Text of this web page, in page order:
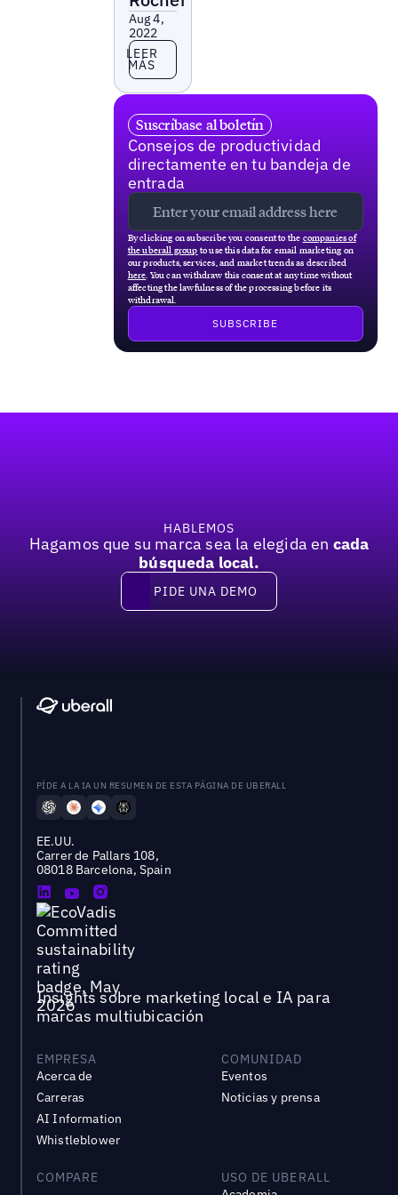
Aug 4,
2022
Leer más
LEER
MÁS
Suscríbase al boletín
Consejos de productividad
directamente en tu bandeja de
entrada
By clicking on subscribe you consent to the companies of
the uberall group to use this data for email marketing on
our products, services, and market trends as described
here . You can withdraw this consent at any time without
affecting the lawfulness of the processing before its
withdrawal.
HABLEMOS
Hagamos que su marca sea la elegida en cada
búsqueda local.
Pide una demo
PIDE UNA DEMO
PÍDE A LA IA UN RESUMEN DE ESTA PÁGINA DE UBERALL
EE.UU.
Carrer de Pallars 108,
08018 Barcelona, Spain
Insights sobre marketing local e IA para
marcas multiubicación
EMPRESA
Acerca de
Carreras
AI Information
Whistleblower
COMUNIDAD
Eventos
Noticias y prensa
COMPARE
USO DE UBERALL